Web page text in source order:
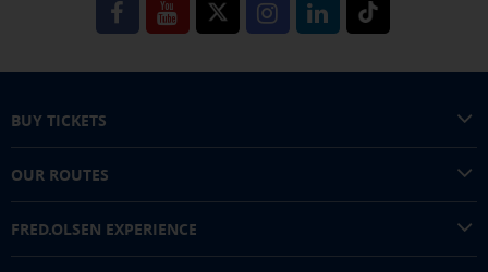
BUY TICKETS
OUR ROUTES
FRED.OLSEN EXPERIENCE